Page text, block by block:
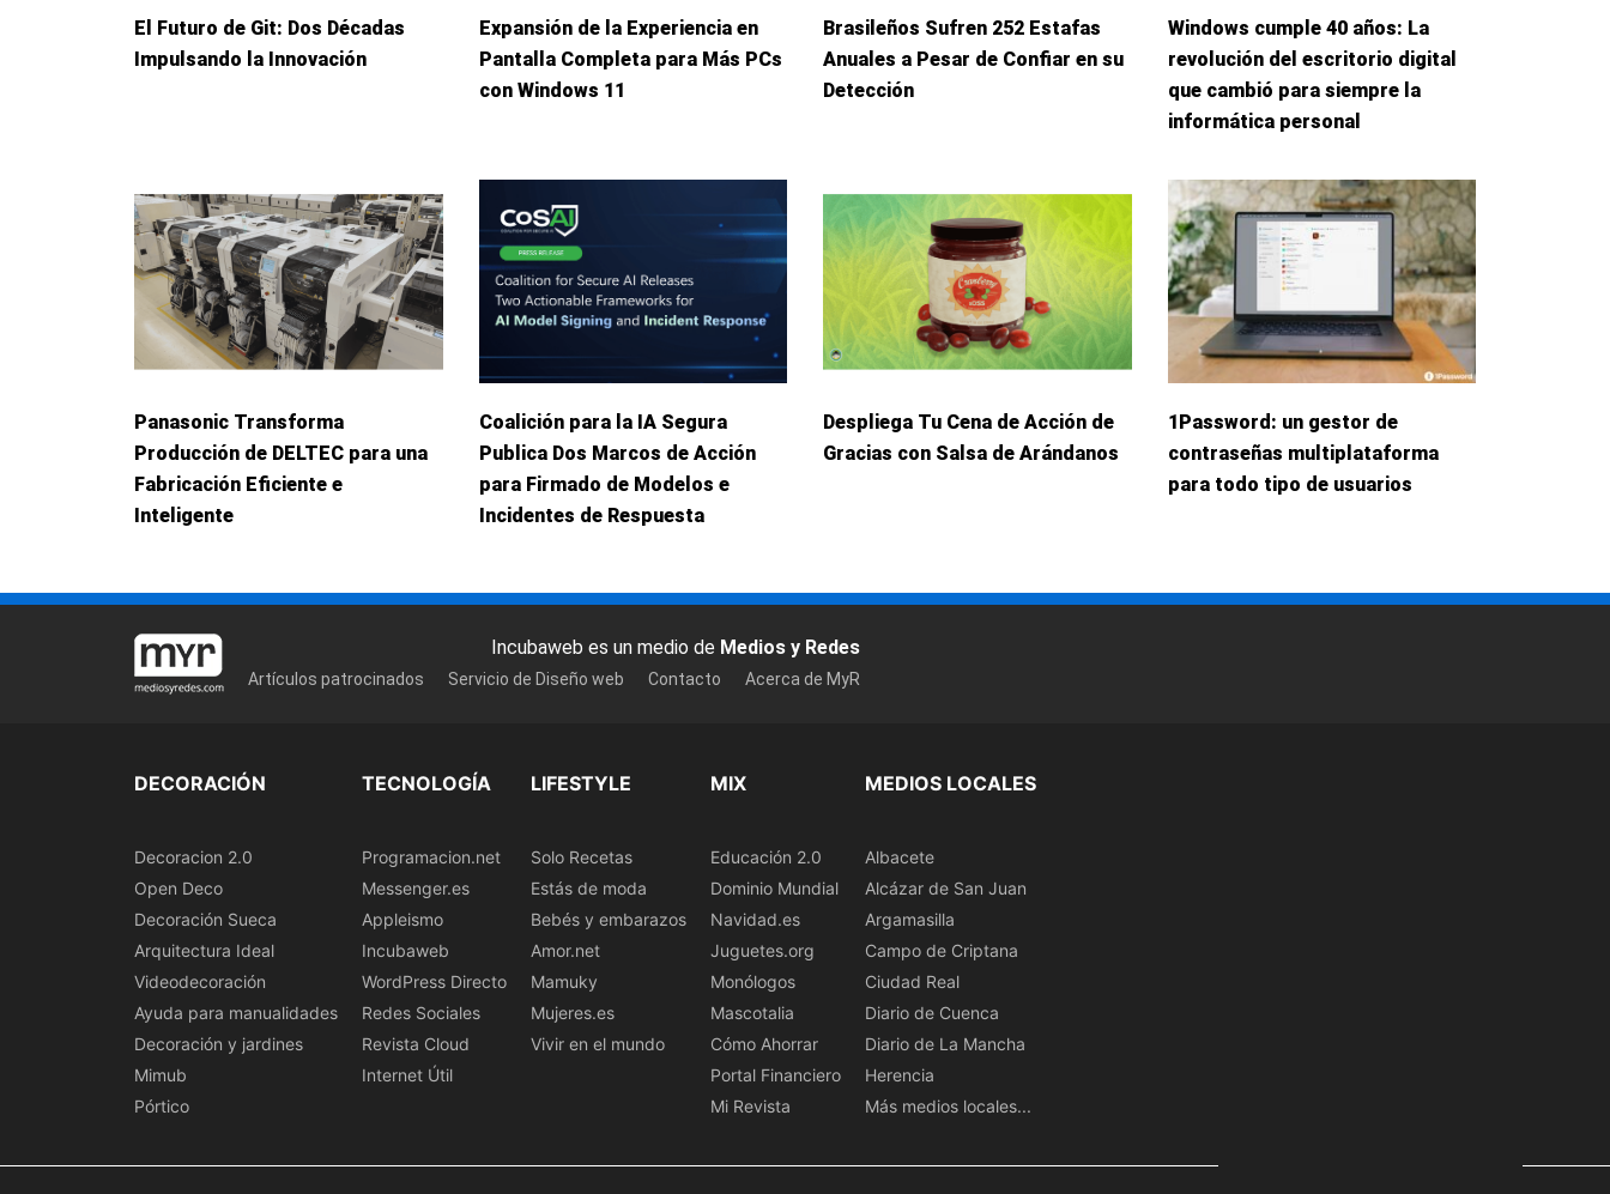
El Futuro de Git: Dos Décadas
Impulsando la Innovación
Expansión de la Experiencia en
Pantalla Completa para Más PCs
con Windows 11
Brasileños Sufren 252 Estafas
Anuales a Pesar de Confiar en su
Detección
Windows cumple 40 años: La
revolución del escritorio digital
que cambió para siempre la
informática personal
Panasonic Transforma
Producción de DELTEC para una
Fabricación Eficiente e
Inteligente
Coalición para la IA Segura
Publica Dos Marcos de Acción
para Firmado de Modelos e
Incidentes de Respuesta
Despliega Tu Cena de Acción de
Gracias con Salsa de Arándanos
1Password: un gestor de
contraseñas multiplataforma
para todo tipo de usuarios
Incubaweb es un medio de Medios y Redes
Artículos patrocinados Servicio de Diseño web Contacto Acerca de MyR
DECORACIÓN
Decoracion 2.0
Open Deco
Decoración Sueca
Arquitectura Ideal
Videodecoración
Ayuda para manualidades
Decoración y jardines
Mimub
Pórtico
TECNOLOGÍA
Programacion.net
Messenger.es
Appleismo
Incubaweb
WordPress Directo
Redes Sociales
Revista Cloud
Internet Útil
LIFESTYLE
Solo Recetas
Estás de moda
Bebés y embarazos
Amor.net
Mamuky
Mujeres.es
Vivir en el mundo
MIX
Educación 2.0
Dominio Mundial
Navidad.es
Juguetes.org
Monólogos
Mascotalia
Cómo Ahorrar
Portal Financiero
Mi Revista
MEDIOS LOCALES
Albacete
Alcázar de San Juan
Argamasilla
Campo de Criptana
Ciudad Real
Diario de Cuenca
Diario de La Mancha
Herencia
Más medios locales...